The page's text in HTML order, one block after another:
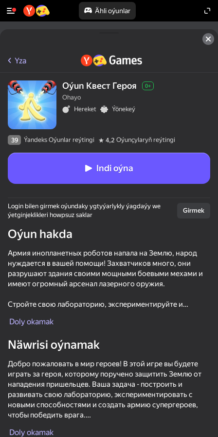
Ähli oýunlar
50+ top oýunlar, olary oýnaýar
Yza
Oýun Квест Героя 0+
Ohayo
Hereket
Ýönekeý
39 Ýandeks Oýunlar reýtingi 4,2 Oýunçylaryň reýtingi
Indi oýna
Login bilen girmek oýundaky ygtyýarlykly ýagdaýy we
ýetginjeklikleri howpsuz saklar
Girmek
Oýun hakda
Армия инопланетных роботов напала на Землю, народ
нуждается в вашей помощи! Захватчиков много, они
разрушают здания своими мощными боевыми мехами и
имеют огромный арсенал лазерного оружия.
Стройте свою лабораторию, экспериментируйте и
технологии и развивайте новые способности, чтобы
которые можно открыть
Вы должны тренировать своих героев, учить их
использовать свои новые силы! Разблокируйте их
уникальные навыки и наблюдайте, как они сокрушают
своих врагов!
Особенности игры
Создавайте супергероев - есть сотни, которых можно
Doly okamak
Näwrisi oýnamak
Добро пожаловать в мир героев! В этой игре вы будете
играть за героя, которому поручено защитить Землю от
нападения пришельцев. Ваша задача - построить и
развивать свою лабораторию, экспериментировать с
новыми способностями и создать армию супергероев,
чтобы победить врага.
Doly okamak